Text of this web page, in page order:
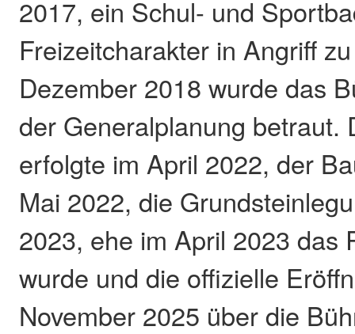
2017, ein Schul- und
Freizeitcharakter in Angriff
Dezember 2018 wurde das
der Generalplanung betraut.
erfolgte im April 2022, der
Mai 2022, die
2023, ehe im April 2023 das
wurde und die offizielle
November 2025 über die